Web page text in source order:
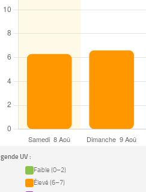
UV :
Faible (0–2)
Élevé (6–7)